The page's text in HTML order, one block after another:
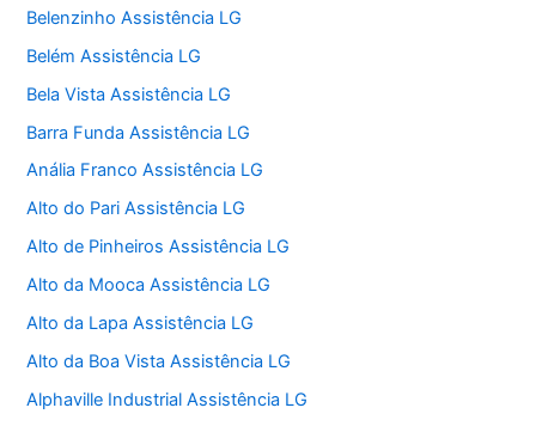
Belenzinho Assistência LG
Belém Assistência LG
Bela Vista Assistência LG
Barra Funda Assistência LG
Anália Franco Assistência LG
Alto do Pari Assistência LG
Alto de Pinheiros Assistência LG
Alto da Mooca Assistência LG
Alto da Lapa Assistência LG
Alto da Boa Vista Assistência LG
Alphaville Industrial Assistência LG